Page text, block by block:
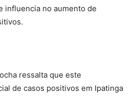
influencia no aumento de
ressalta que este
de casos positivos em Ipatinga